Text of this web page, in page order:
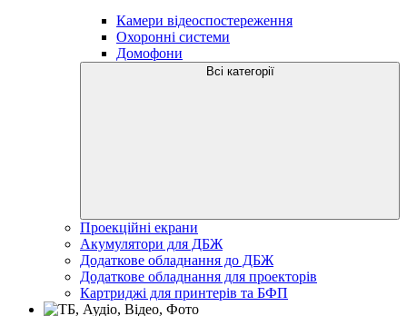
Камери відеоспостереження
Охоронні системи
Домофони
Всі категорії
Проекційні екрани
Акумулятори для ДБЖ
Додаткове обладнання до ДБЖ
Додаткове обладнання для проекторів
Картриджі для принтерів та БФП